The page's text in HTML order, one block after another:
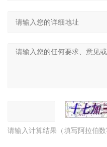
请输入计算结果（填写阿拉伯